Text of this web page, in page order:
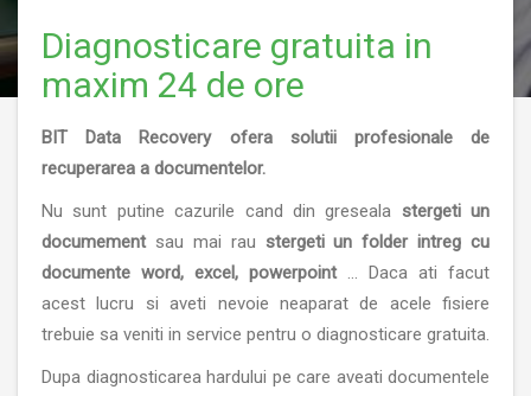
Diagnosticare gratuita in
maxim 24 de ore
BIT Data Recovery ofera solutii profesionale de
recuperarea a documentelor.
Nu sunt putine cazurile cand din greseala stergeti un
documementsau mai rau stergeti un folder intreg cu
documente word, excel, powerpoint... Daca ati facut
acest lucru si aveti nevoie neaparat de acele fisiere
trebuie sa veniti in service pentru o diagnosticare gratuita.
Dupa diagnosticarea hardului pe care aveati documentele